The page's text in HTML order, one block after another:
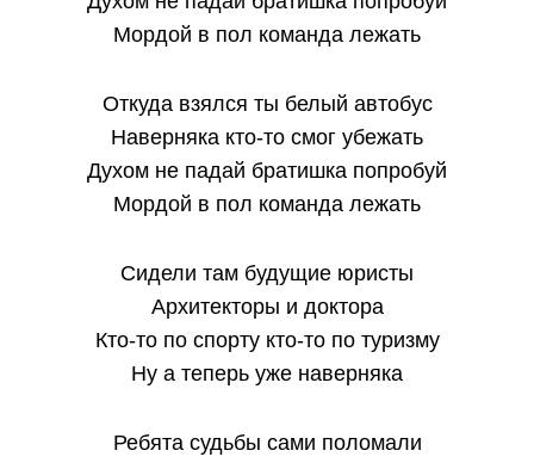
Мордой в пол команда лежать
Откуда взялся ты белый автобус
Наверняка кто-то смог убежать
Духом не падай братишка попробуй
Мордой в пол команда лежать
Сидели там будущие юристы
Архитекторы и доктора
Кто-то по спорту кто-то по туризму
Ну а теперь уже наверняка
Ребята судьбы сами поломали